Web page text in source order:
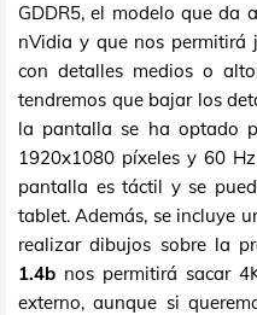
GDDR5, el modelo que da
nVidia y que nos permitirá
con detalles medios o
tendremos que bajar los
la pantalla se ha optado
1920x1080 píxeles y 60
pantalla es táctil y se
tablet. Además, se incluye
realizar dibujos sobre la
1.4b nos permitirá sacar
externo, aunque si